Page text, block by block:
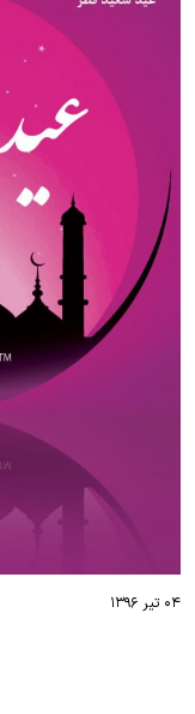
۰۴ تیر ۱۳۹۶